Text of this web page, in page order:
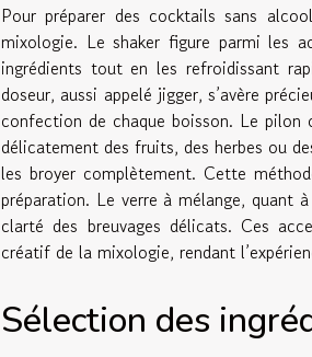
Pour préparer des cocktails sans
mixologie. Le shaker figure parmi les
ingrédients tout en les refroidissant
doseur, aussi appelé jigger, s’avère
confection de chaque boisson. Le
délicatement des fruits, des herbes ou
les broyer complètement. Cette
préparation. Le verre à mélange, quant
clarté des breuvages délicats. Ces
créatif de la mixologie, rendant
Sélection des